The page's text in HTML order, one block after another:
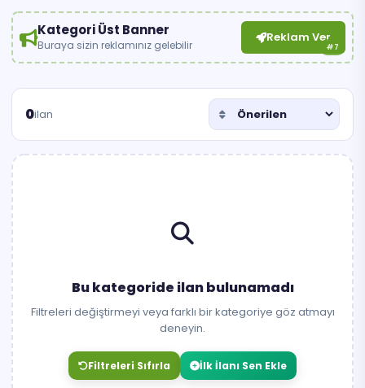
#7
Kategori Üst Banner
Buraya sizin reklamınız gelebilir
Reklam Ver
0ilan
Bu kategoride ilan bulunamadı
Filtreleri değiştirmeyi veya farklı bir kategoriye göz atmayı
deneyin.
Filtreleri Sıfırla İlk İlanı Sen Ekle